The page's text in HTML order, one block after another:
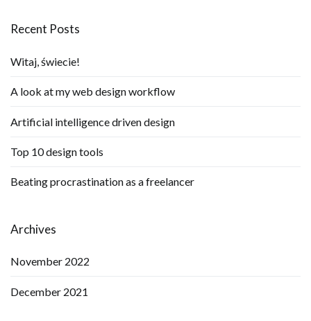
Recent Posts
Witaj, świecie!
A look at my web design workflow
Artificial intelligence driven design
Top 10 design tools
Beating procrastination as a freelancer
Archives
November 2022
December 2021